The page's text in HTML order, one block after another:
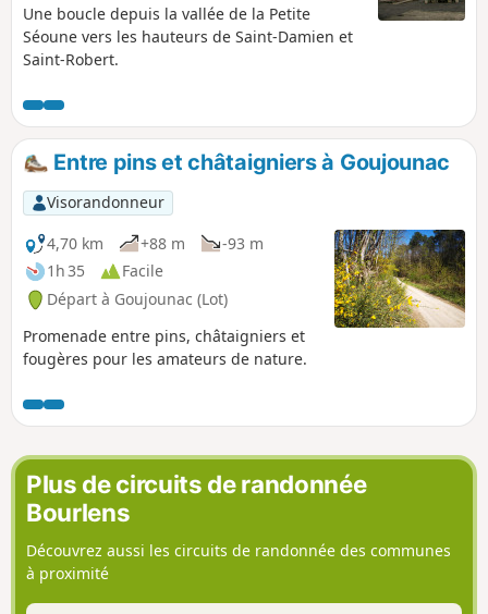
Une boucle depuis la vallée de la Petite
Séoune vers les hauteurs de Saint-Damien et
Saint-Robert.
Entre pins et châtaigniers à Goujounac
Visorandonneur
4,70 km
+88 m
-93 m
1h 35
Facile
Départ à Goujounac (Lot)
Promenade entre pins, châtaigniers et
fougères pour les amateurs de nature.
Plus de circuits de randonnée
Bourlens
Découvrez aussi les circuits de randonnée des communes
à proximité